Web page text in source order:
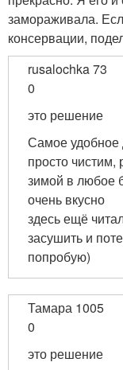
замораживала.
консервации,
rusalochka 73
0
это решение
Самое удобное
просто
зимой в любое
очень вкусно
здесь ещё
засушить и
попробую)
Тамара 1005
0
это решение